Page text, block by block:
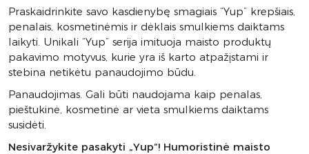
Praskaidrinkite savo kasdienybę smagiais “Yup” krepšiais,
penalais, kosmetinėmis ir dėklais smulkiems daiktams
laikyti. Unikali “Yup” serija imituoja maisto produktų
pakavimo motyvus, kurie yra iš karto atpažįstami ir
stebina netikėtu panaudojimo būdu.
Panaudojimas. Gali būti naudojama kaip penalas,
pieštukinė, kosmetinė ar vieta smulkiems daiktams
susidėti.
Nesivaržykite pasakyti „Yup”! Humoristinė maisto